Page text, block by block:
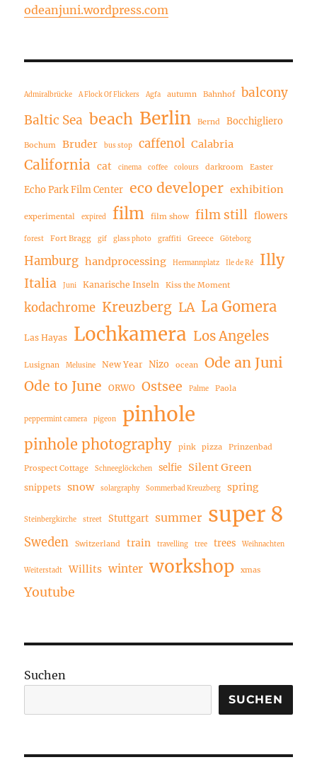
odeanjuni.wordpress.com
Admiralbrücke A Flock Of Flickers Agfa autumn Bahnhof
balcony
Baltic Sea beach Berlin Bernd Bocchigliero
Bochum Bruder bus stop caffenol Calabria
California cat cinema coffee colours darkroom Easter
Echo Park Film Center eco developer exhibition
experimental expired film film show film still flowers
forest Fort Bragg gif glass photo graffiti Greece Göteborg
Hamburg handprocessing Hermannplatz Ile de Ré Illy
Italia Juni Kanarische Inseln Kiss the Moment
kodachrome Kreuzberg LA La Gomera
Las Hayas Lochkamera Los Angeles
Lusignan Melusine New Year Nizo ocean
Ode an Juni
Ode to June
ORWO Ostsee Palme Paola
peppermint camera pigeon pinhole
pinhole photography pink pizza Prinzenbad
Prospect Cottage Schneeglöckchen selfie Silent Green
snippets snow solargraphy Sommerbad Kreuzberg spring
Steinbergkirche street Stuttgart summer super 8
Sweden Switzerland train travelling tree trees Weihnachten
Weiterstadt Willits winter workshop xmas
Youtube
Suchen
SUCHEN